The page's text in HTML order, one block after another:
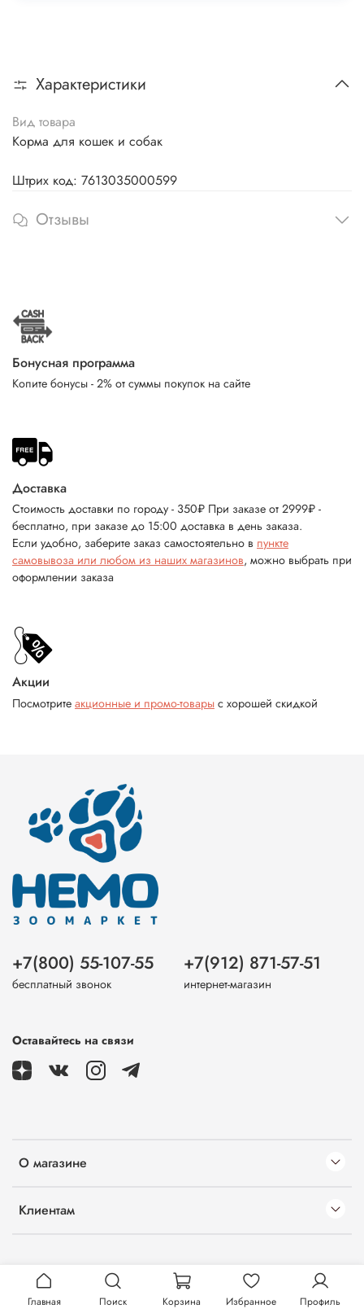
Характеристики
Вид товара
Корма для кошек и собак
Штрих код: 7613035000599
Отзывы
Бонусная программа
Копите бонусы - 2% от суммы покупок на сайте
Доставка
Стоимость доставки по городу - 350₽ При заказе от 2999₽ -
бесплатно, при заказе до 15:00 доставка в день заказа.
Если удобно, заберите заказ самостоятельно в пункте
самовывоза или любом из наших магазинов, можно выбрать при
оформлении заказа
Акции
Посмотрите акционные и промо-товары с хорошей скидкой
О магазине
Клиентам
+7(800) 55-107-55
бесплатный звонок
+7(912) 871-57-51
интернет-магазин
Оставайтесь на связи
Главная Поиск Корзина Избранное Профиль